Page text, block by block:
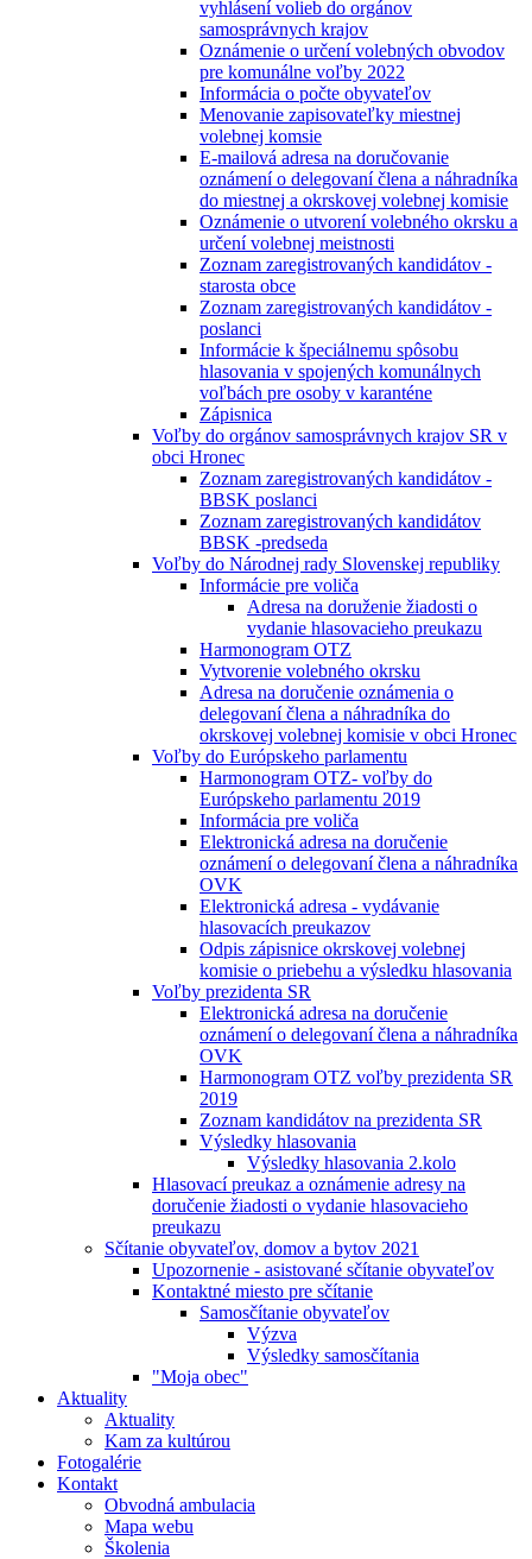
vyhlásení volieb do orgánov
samosprávnych krajov
Oznámenie o určení volebných obvodov
pre komunálne voľby 2022
Informácia o počte obyvateľov
Menovanie zapisovateľky miestnej
volebnej komsie
E-mailová adresa na doručovanie
oznámení o delegovaní člena a náhradníka
do miestnej a okrskovej volebnej komisie
Oznámenie o utvorení volebného okrsku a
určení volebnej meistnosti
Zoznam zaregistrovaných kandidátov -
starosta obce
Zoznam zaregistrovaných kandidátov -
poslanci
Informácie k špeciálnemu spôsobu
hlasovania v spojených komunálnych
voľbách pre osoby v karanténe
Zápisnica
Voľby do orgánov samosprávnych krajov SR v
obci Hronec
Zoznam zaregistrovaných kandidátov -
BBSK poslanci
Zoznam zaregistrovaných kandidátov
BBSK -predseda
Voľby do Národnej rady Slovenskej republiky
Informácie pre voliča
Adresa na doruženie žiadosti o
vydanie hlasovacieho preukazu
Harmonogram OTZ
Vytvorenie volebného okrsku
Adresa na doručenie oznámenia o
delegovaní člena a náhradníka do
okrskovej volebnej komisie v obci Hronec
Voľby do Európskeho parlamentu
Harmonogram OTZ- voľby do
Európskeho parlamentu 2019
Informácia pre voliča
Elektronická adresa na doručenie
oznámení o delegovaní člena a náhradníka
OVK
Elektronická adresa - vydávanie
hlasovacích preukazov
Odpis zápisnice okrskovej volebnej
komisie o priebehu a výsledku hlasovania
Voľby prezidenta SR
Elektronická adresa na doručenie
oznámení o delegovaní člena a náhradníka
OVK
Harmonogram OTZ voľby prezidenta SR
2019
Zoznam kandidátov na prezidenta SR
Výsledky hlasovania
Výsledky hlasovania 2.kolo
Hlasovací preukaz a oznámenie adresy na
doručenie žiadosti o vydanie hlasovacieho
preukazu
Sčítanie obyvateľov, domov a bytov 2021
Upozornenie - asistované sčítanie obyvateľov
Kontaktné miesto pre sčítanie
Samosčítanie obyvateľov
Výzva
Výsledky samosčítania
"Moja obec"
Aktuality
Aktuality
Kam za kultúrou
Fotogalérie
Kontakt
Obvodná ambulacia
Mapa webu
Školenia